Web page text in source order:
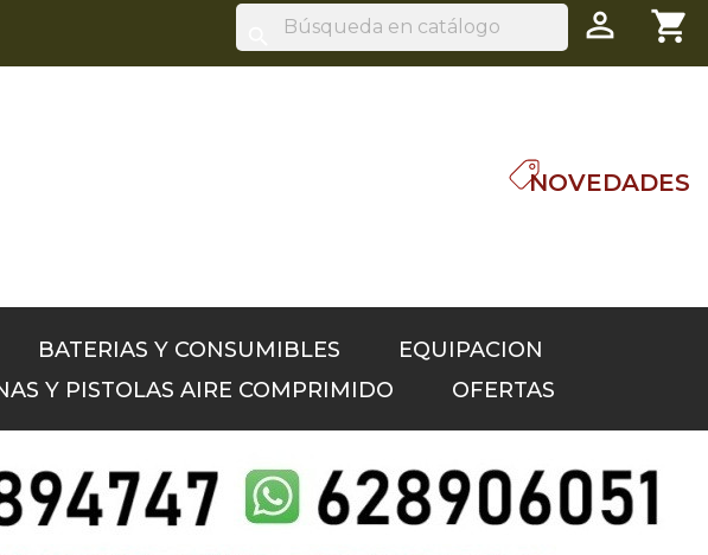
 shopping_cart
NOVEDADES
BATERIAS Y CONSUMIBLES
EQUIPACION
Y PISTOLAS AIRE COMPRIMIDO OFERTAS